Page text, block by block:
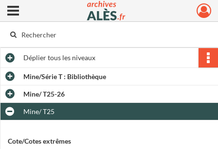
Archives municipales d'Alès
Ouvrir le menu déroulant
Dépliertous les niveaux
Mine/Série T : Bibliothèque
Mine/ T25-26
Mine/ T25
Cote/Cotes extrêmes